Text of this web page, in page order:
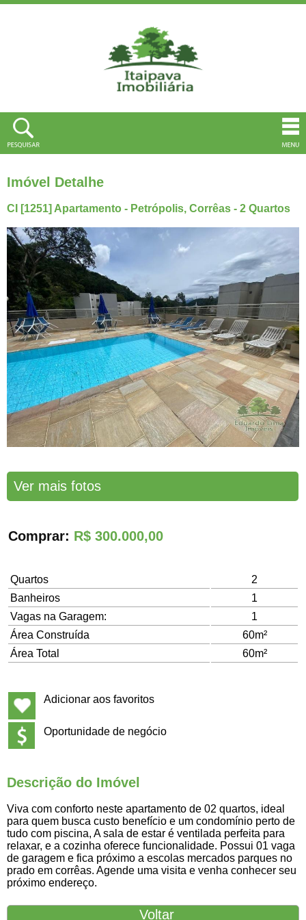
Imóvel Detalhe
CI [1251] Apartamento - Petrópolis, Corrêas - 2 Quartos
Ver mais fotos
Comprar: R$ 300.000,00
Quartos
2
Banheiros
1
Vagas na Garagem:
1
Área Construída
60m²
Área Total
60m²
Adicionar aos favoritos
Oportunidade de negócio
Descrição do Imóvel
Viva com conforto neste apartamento de 02 quartos, ideal
para quem busca custo benefício e um condomínio perto de
tudo com piscina, A sala de estar é ventilada perfeita para
relaxar, e a cozinha oferece funcionalidade. Possui 01 vaga
de garagem e fica próximo a escolas mercados parques no
prado em corrêas. Agende uma visita e venha conhecer seu
próximo endereço.